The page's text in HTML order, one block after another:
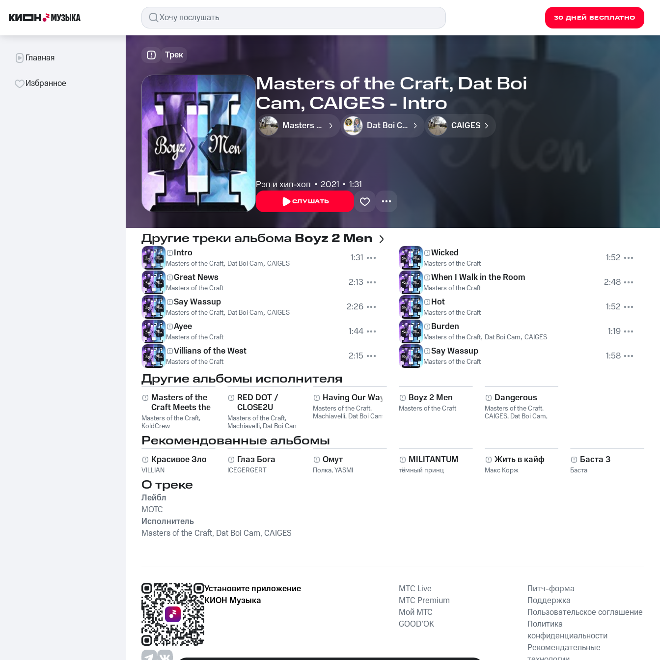
30 ДНЕЙ БЕСПЛАТНО
Главная
Избранное
Трек
Masters of the Craft, Dat Boi
Cam, CAIGES - Intro
Masters of the Craft Dat Boi Cam CAIGES
Рэп и хип-хоп 2021 1:31
СЛУШАТЬ
Другие треки альбома Boyz 2 Men
Intro
Masters of the Craft, Dat Boi Cam, CAIGES
1:31
Great News
Masters of the Craft
2:13
Say Wassup
Masters of the Craft, Dat Boi Cam, CAIGES
2:26
Ayee
Masters of the Craft
1:44
Villians of the West
Masters of the Craft 2:15
Wicked
Masters of the Craft
1:52
When I Walk in the Room
Masters of the Craft
2:48
Hot
Masters of the Craft
1:52
Burden
Masters of the Craft, Dat Boi Cam, CAIGES
1:19
Say Wassup
Masters of the Craft 1:58
Другие альбомы исполнителя
Masters of the
Craft Meets the
KoldCrew
Masters of the Craft,
KoldCrew
RED DOT /
CLOSE2U
Masters of the Craft,
Machiavelli, Dat Boi Cam
Having Our Way
Masters of the Craft,
Machiavelli, Dat Boi Cam
Boyz 2 Men
Masters of the Craft
Dangerous
Masters of the Craft,
CAIGES, Dat Boi Cam,
Рекомендованные альбомы
Красивое Зло
VILLIAN
Глаз Бога
ICEGERGERT
Омут
Полка,YASMI
MILITANTUM
тёмный принц
Жить в кайф
Макс Корж
Баста 3
Баста
О треке
Лейбл
MOTC
Исполнитель
Masters of the Craft, Dat Boi Cam, CAIGES
Установите приложение
КИОН Музыка
MTС Live
MTС Premium
Мой МТС
GOOD’OK
Питч-форма
Поддержка
Пользовательское соглашение
Политика
конфиденциальности
Рекомендательные